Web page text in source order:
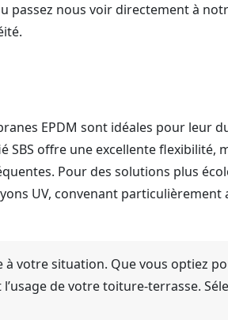
passez nous voir directement à
EPDM sont idéales pour leur
SBS offre une excellente flexibilité,
Pour des solutions plus
UV, convenant particulièrement
votre situation. Que vous optiez
de votre toiture-terrasse.